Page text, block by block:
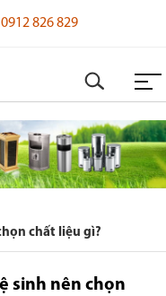
0912 826 829
chất liệu gì?
sinh nên chọn